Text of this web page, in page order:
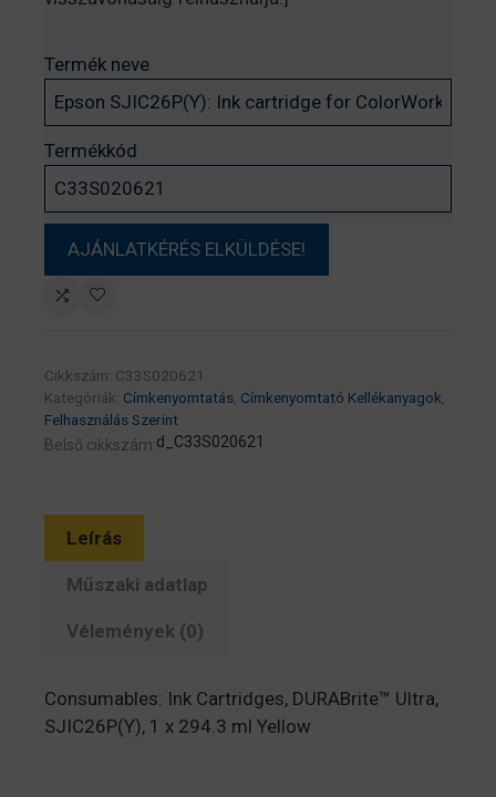
Termék neve
Termékkód
Cikkszám: C33S020621
Kategóriák: Címkenyomtatás, Címkenyomtató Kellékanyagok,
Felhasználás Szerint
Belső cikkszám:d_C33S020621
Leírás
Műszaki adatlap
Vélemények (0)
Consumables: Ink Cartridges, DURABrite™ Ultra,
SJIC26P(Y), 1 x 294.3 ml Yellow